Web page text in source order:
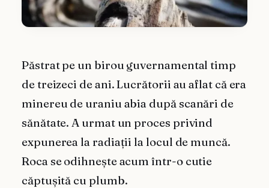
Păstrat pe un birou guvernamental timp
de treizeci de ani. Lucrătorii au aflat că era
minereu de uraniu abia după scanări de
sănătate. A urmat un proces privind
expunerea la radiații la locul de muncă.
Roca se odihnește acum într-o cutie
căptușită cu plumb.